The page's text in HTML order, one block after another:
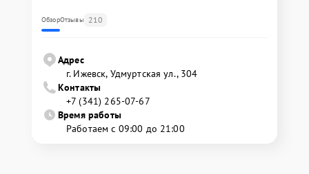
ОбзорОтзывы 210
Адрес
г. Ижевск, Удмуртская ул., 304
Контакты
+7 (341) 265-07-67
Время работы
Работаем с 09:00 до 21:00